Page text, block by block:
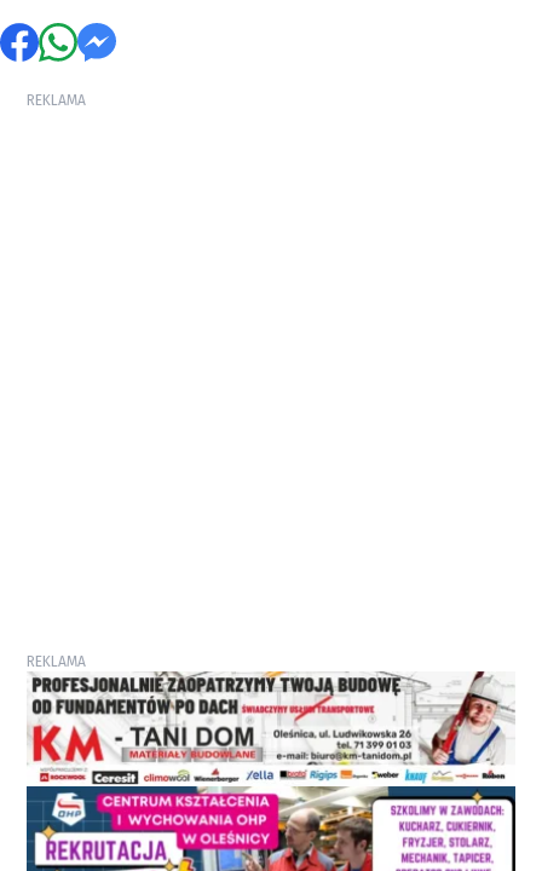
REKLAMA
REKLAMA